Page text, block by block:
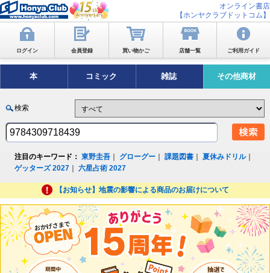
オンライン書店
【ホンヤクラブドットコム】
ログイン 会員登録 買い物かご 店舗一覧 ご利用ガイド
本 コミック 雑誌 その他商材
検索
注目のキーワード： 東野圭吾 グローグー ｜課題図書 ｜夏休みドリル｜
ゲッターズ 2027 ｜六星占術 2027
【お知らせ】地震の影響による商品のお届けについて